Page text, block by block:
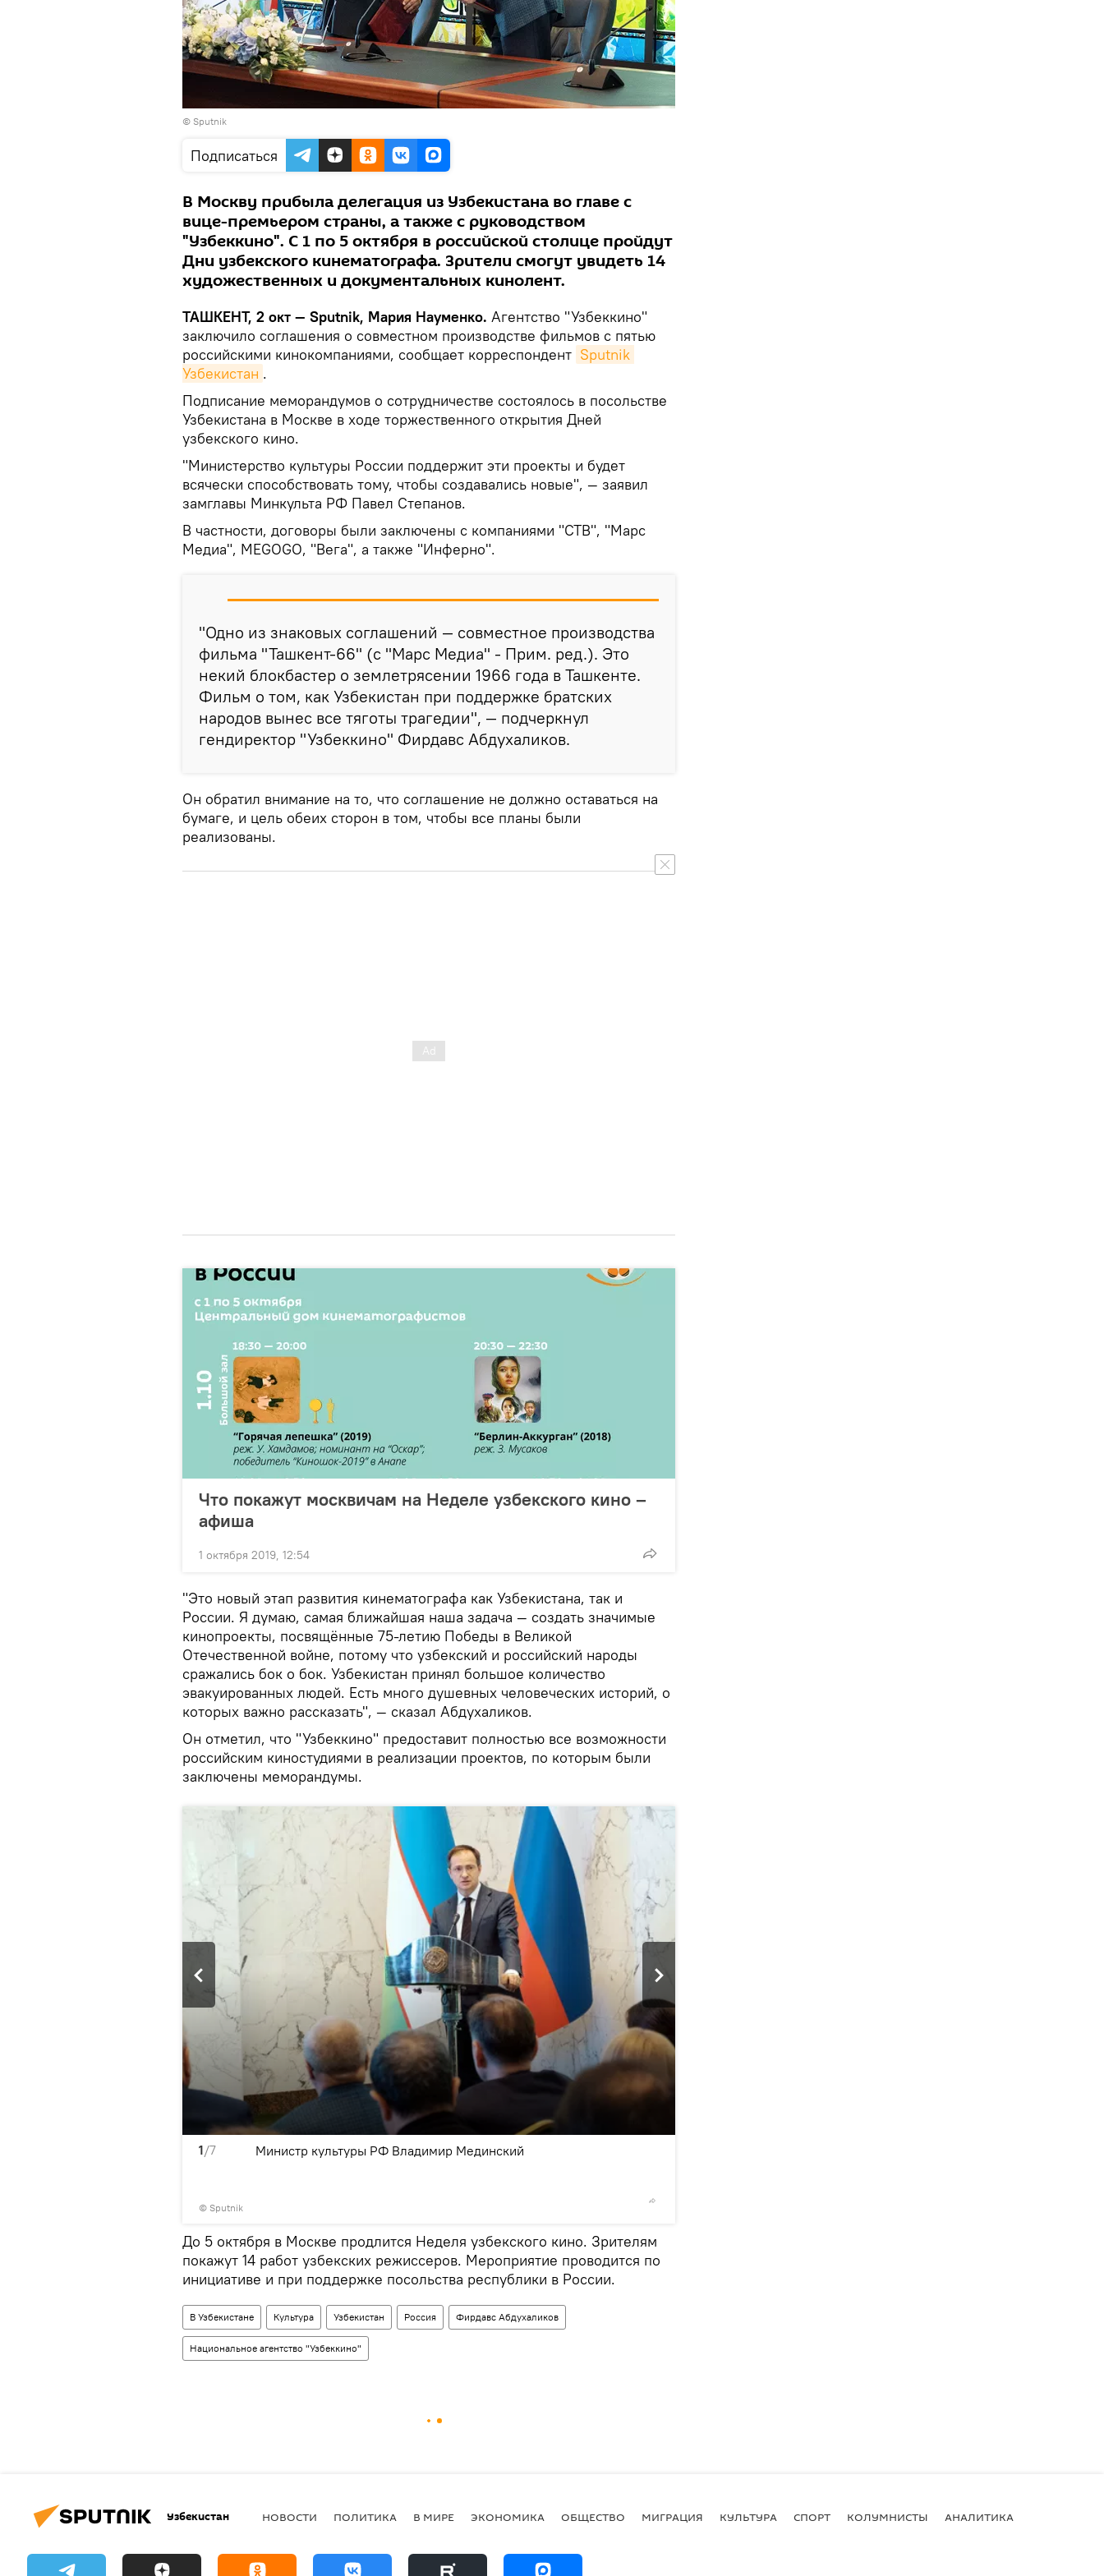
© Sputnik
Подписаться
В Москву прибыла делегация из Узбекистана во главе с
вице-премьером страны, а также с руководством
"Узбеккино". С 1 по 5 октября в российской столице пройдут
Дни узбекского кинематографа. Зрители смогут увидеть 14
художественных и документальных кинолент.
ТАШКЕНТ, 2 окт — Sputnik, Мария Науменко. Агентство "Узбеккино"
заключило соглашения о совместном производстве фильмов с пятью
российскими кинокомпаниями, сообщает корреспондент Sputnik
Узбекистан .
Подписание меморандумов о сотрудничестве состоялось в посольстве
Узбекистана в Москве в ходе торжественного открытия Дней
узбекского кино.
"Министерство культуры России поддержит эти проекты и будет
всячески способствовать тому, чтобы создавались новые", — заявил
замглавы Минкульта РФ Павел Степанов.
В частности, договоры были заключены с компаниями "СТВ", "Марс
Медиа", MЕGOGO, "Вега", а также "Инферно".
"Одно из знаковых соглашений — совместное производства
фильма "Ташкент-66" (с "Марс Медиа" - Прим. ред.). Это
некий блокбастер о землетрясении 1966 года в Ташкенте.
Фильм о том, как Узбекистан при поддержке братских
народов вынес все тяготы трагедии", — подчеркнул
гендиректор "Узбеккино" Фирдавс Абдухаликов.
Он обратил внимание на то, что соглашение не должно оставаться на
бумаге, и цель обеих сторон в том, чтобы все планы были
реализованы.
Что покажут москвичам на Неделе узбекского кино –
афиша
1 октября 2019, 12:54
"Это новый этап развития кинематографа как Узбекистана, так и
России. Я думаю, самая ближайшая наша задача — создать значимые
кинопроекты, посвящённые 75-летию Победы в Великой
Отечественной войне, потому что узбекский и российский народы
сражались бок о бок. Узбекистан принял большое количество
эвакуированных людей. Есть много душевных человеческих историй, о
которых важно рассказать", — сказал Абдухаликов.
Он отметил, что "Узбеккино" предоставит полностью все возможности
российским киностудиями в реализации проектов, по которым были
заключены меморандумы.
1/7
© Sputnik
Министр культуры РФ Владимир Мединский
До 5 октября в Москве продлится Неделя узбекского кино. Зрителям
покажут 14 работ узбекских режиссеров. Мероприятие проводится по
инициативе и при поддержке посольства республики в России.
В Узбекистане Культура Узбекистан Россия Фирдавс Абдухаликов
Национальное агентство "Узбеккино"
Узбекистан НОВОСТИ ПОЛИТИКА В МИРЕ ЭКОНОМИКА ОБЩЕСТВО МИГРАЦИЯ КУЛЬТУРА СПОРТ КОЛУМНИСТЫ АНАЛИТИКА